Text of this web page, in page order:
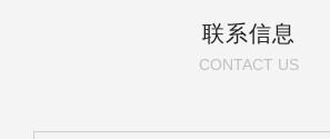
联系信息
CONTACT US